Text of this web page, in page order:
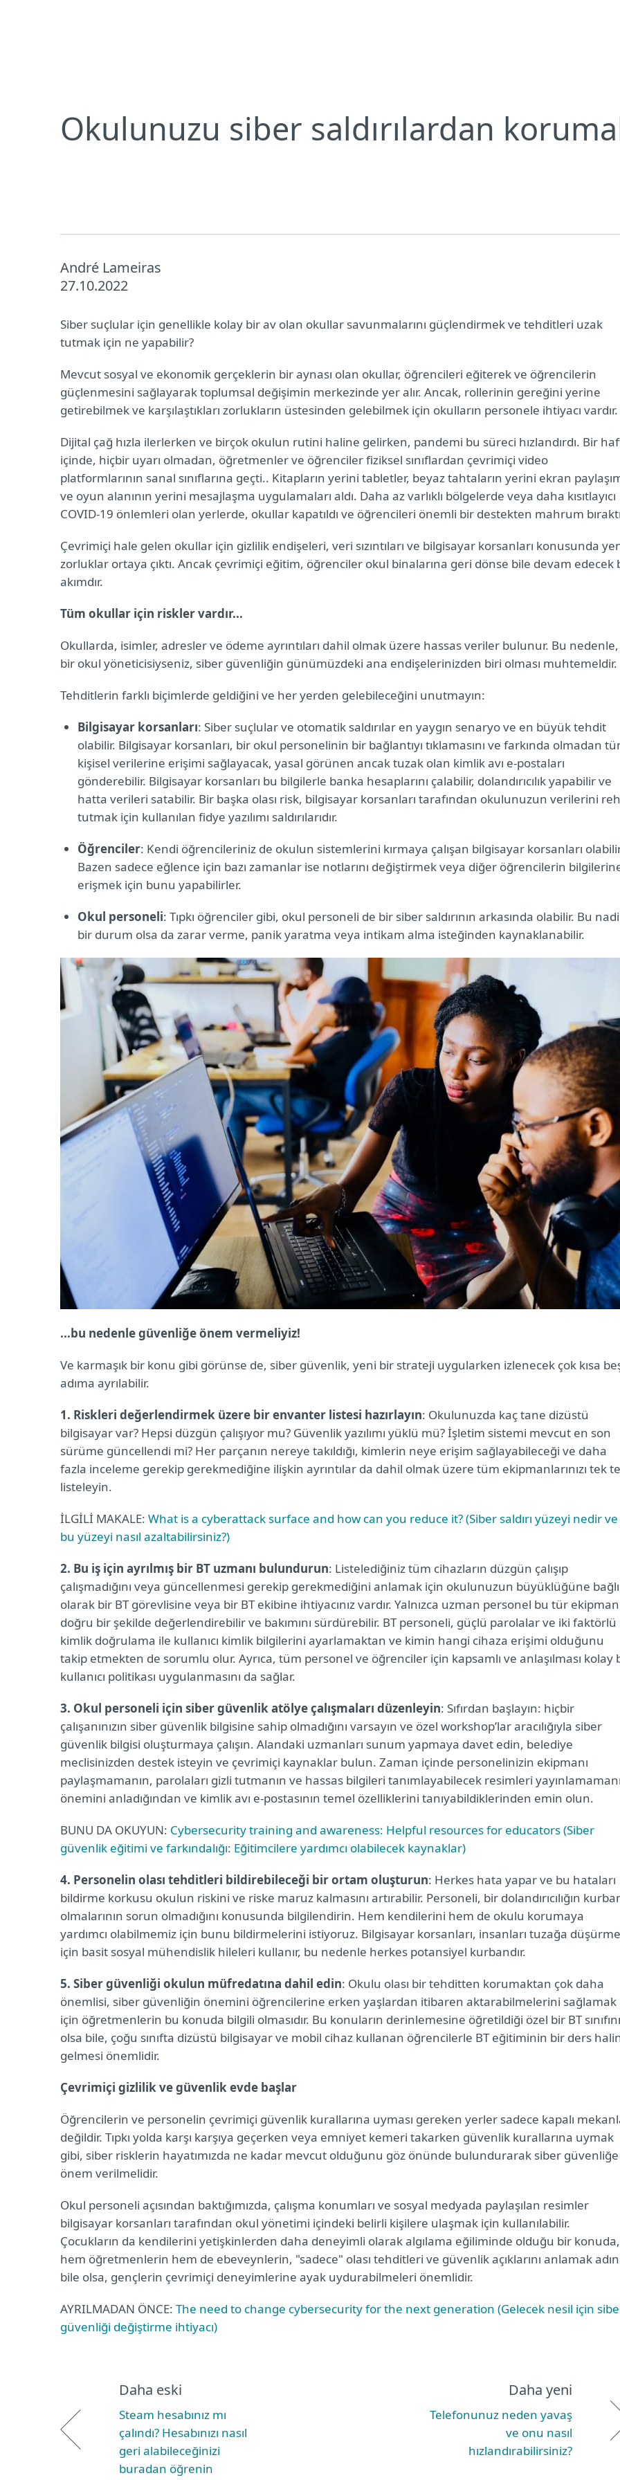
Okulunuzu siber saldırılardan
André Lameiras
27.10.2022
Siber suçlular için genellikle kolay bir av olan okullar savunmalarını güçlendirmek ve tehditleri uzak
tutmak için ne yapabilir?
Mevcut sosyal ve ekonomik gerçeklerin bir aynası olan okullar, öğrencileri eğiterek ve öğrencilerin
güçlenmesini sağlayarak toplumsal değişimin merkezinde yer alır. Ancak, rollerinin gereğini yerine
getirebilmek ve karşılaştıkları zorlukların üstesinden gelebilmek için okulların personele ihtiyacı vardır.
Dijital çağ hızla ilerlerken ve birçok okulun rutini haline gelirken, pandemi bu süreci hızlandırdı. Bir
içinde, hiçbir uyarı olmadan, öğretmenler ve öğrenciler fiziksel sınıflardan çevrimiçi video
platformlarının sanal sınıflarına geçti.. Kitapların yerini tabletler, beyaz tahtaların yerini ekran
ve oyun alanının yerini mesajlaşma uygulamaları aldı. Daha az varlıklı bölgelerde veya daha kısıtlayıcı
COVID-19 önlemleri olan yerlerde, okullar kapatıldı ve öğrencileri önemli bir destekten mahrum
Çevrimiçi hale gelen okullar için gizlilik endişeleri, veri sızıntıları ve bilgisayar korsanları konusunda
zorluklar ortaya çıktı. Ancak çevrimiçi eğitim, öğrenciler okul binalarına geri dönse bile devam edecek
akımdır.
Tüm okullar için riskler vardır...
Okullarda, isimler, adresler ve ödeme ayrıntıları dahil olmak üzere hassas veriler bulunur. Bu nedenle,
bir okul yöneticisiyseniz, siber güvenliğin günümüzdeki ana endişelerinizden biri olması
Tehditlerin farklı biçimlerde geldiğini ve her yerden gelebileceğini unutmayın:
Bilgisayar korsanları: Siber suçlular ve otomatik saldırılar en yaygın senaryo ve en büyük tehdit
olabilir. Bilgisayar korsanları, bir okul personelinin bir bağlantıyı tıklamasını ve farkında olmadan
kişisel verilerine erişimi sağlayacak, yasal görünen ancak tuzak olan kimlik avı e-postaları
gönderebilir. Bilgisayar korsanları bu bilgilerle banka hesaplarını çalabilir, dolandırıcılık yapabilir ve
hatta verileri satabilir. Bir başka olası risk, bilgisayar korsanları tarafından okulunuzun verilerini
tutmak için kullanılan fidye yazılımı saldırılarıdır.
Öğrenciler: Kendi öğrencileriniz de okulun sistemlerini kırmaya çalışan bilgisayar korsanları
Bazen sadece eğlence için bazı zamanlar ise notlarını değiştirmek veya diğer öğrencilerin
erişmek için bunu yapabilirler.
Okul personeli: Tıpkı öğrenciler gibi, okul personeli de bir siber saldırının arkasında olabilir. Bu
bir durum olsa da zarar verme, panik yaratma veya intikam alma isteğinden kaynaklanabilir.
...bu nedenle güvenliğe önem vermeliyiz!
Ve karmaşık bir konu gibi görünse de, siber güvenlik, yeni bir strateji uygularken izlenecek çok kısa
adıma ayrılabilir.
1. Riskleri değerlendirmek üzere bir envanter listesi hazırlayın: Okulunuzda kaç tane dizüstü
bilgisayar var? Hepsi düzgün çalışıyor mu? Güvenlik yazılımı yüklü mü? İşletim sistemi mevcut en son
sürüme güncellendi mi? Her parçanın nereye takıldığı, kimlerin neye erişim sağlayabileceği ve daha
fazla inceleme gerekip gerekmediğine ilişkin ayrıntılar da dahil olmak üzere tüm ekipmanlarınızı tek
listeleyin.
İLGİLİ MAKALE: What is a cyberattack surface and how can you reduce it? (Siber saldırı yüzeyi nedir ve
bu yüzeyi nasıl azaltabilirsiniz?)
2. Bu iş için ayrılmış bir BT uzmanı bulundurun: Listelediğiniz tüm cihazların düzgün çalışıp
çalışmadığını veya güncellenmesi gerekip gerekmediğini anlamak için okulunuzun büyüklüğüne bağlı
olarak bir BT görevlisine veya bir BT ekibine ihtiyacınız vardır. Yalnızca uzman personel bu tür
doğru bir şekilde değerlendirebilir ve bakımını sürdürebilir. BT personeli, güçlü parolalar ve iki faktörlü
kimlik doğrulama ile kullanıcı kimlik bilgilerini ayarlamaktan ve kimin hangi cihaza erişimi olduğunu
takip etmekten de sorumlu olur. Ayrıca, tüm personel ve öğrenciler için kapsamlı ve anlaşılması kolay
kullanıcı politikası uygulanmasını da sağlar.
3. Okul personeli için siber güvenlik atölye çalışmaları düzenleyin: Sıfırdan başlayın: hiçbir
çalışanınızın siber güvenlik bilgisine sahip olmadığını varsayın ve özel workshop’lar aracılığıyla siber
güvenlik bilgisi oluşturmaya çalışın. Alandaki uzmanları sunum yapmaya davet edin, belediye
meclisinizden destek isteyin ve çevrimiçi kaynaklar bulun. Zaman içinde personelinizin ekipmanı
paylaşmamanın, parolaları gizli tutmanın ve hassas bilgileri tanımlayabilecek resimleri
önemini anladığından ve kimlik avı e-postasının temel özelliklerini tanıyabildiklerinden emin olun.
BUNU DA OKUYUN: Cybersecurity training and awareness: Helpful resources for educators (Siber
güvenlik eğitimi ve farkındalığı: Eğitimcilere yardımcı olabilecek kaynaklar)
4. Personelin olası tehditleri bildirebileceği bir ortam oluşturun: Herkes hata yapar ve bu hataları
bildirme korkusu okulun riskini ve riske maruz kalmasını artırabilir. Personeli, bir dolandırıcılığın
olmalarının sorun olmadığını konusunda bilgilendirin. Hem kendilerini hem de okulu korumaya
yardımcı olabilmemiz için bunu bildirmelerini istiyoruz. Bilgisayar korsanları, insanları tuzağa
için basit sosyal mühendislik hileleri kullanır, bu nedenle herkes potansiyel kurbandır.
5. Siber güvenliği okulun müfredatına dahil edin: Okulu olası bir tehditten korumaktan çok daha
önemlisi, siber güvenliğin önemini öğrencilerine erken yaşlardan itibaren aktarabilmelerini sağlamak
için öğretmenlerin bu konuda bilgili olmasıdır. Bu konuların derinlemesine öğretildiği özel bir BT
olsa bile, çoğu sınıfta dizüstü bilgisayar ve mobil cihaz kullanan öğrencilerle BT eğitiminin bir ders
gelmesi önemlidir.
Çevrimiçi gizlilik ve güvenlik evde başlar
Öğrencilerin ve personelin çevrimiçi güvenlik kurallarına uyması gereken yerler sadece kapalı
değildir. Tıpkı yolda karşı karşıya geçerken veya emniyet kemeri takarken güvenlik kurallarına uymak
gibi, siber risklerin hayatımızda ne kadar mevcut olduğunu göz önünde bulundurarak siber güvenliğe
önem verilmelidir.
Okul personeli açısından baktığımızda, çalışma konumları ve sosyal medyada paylaşılan resimler
bilgisayar korsanları tarafından okul yönetimi içindeki belirli kişilere ulaşmak için kullanılabilir.
Çocukların da kendilerini yetişkinlerden daha deneyimli olarak algılama eğiliminde olduğu bir konuda,
hem öğretmenlerin hem de ebeveynlerin, "sadece" olası tehditleri ve güvenlik açıklarını anlamak
bile olsa, gençlerin çevrimiçi deneyimlerine ayak uydurabilmeleri önemlidir.
AYRILMADAN ÖNCE: The need to change cybersecurity for the next generation (Gelecek nesil için
güvenliği değiştirme ihtiyacı)
Daha eski
Steam hesabınız mı
çalındı? Hesabınızı nasıl
geri alabileceğinizi
buradan öğrenin
Daha yeni
Telefonunuz neden yavaş
ve onu nasıl
hızlandırabilirsiniz?